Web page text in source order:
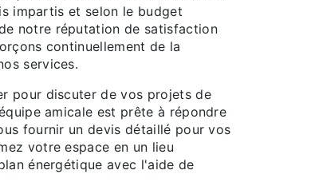
impartis et selon le budget
notre réputation de satisfaction
continuellement de la
services.
pour discuter de vos projets de
amicale est prête à répondre
fournir un devis détaillé pour vos
votre espace en un lieu
énergétique avec l'aide de